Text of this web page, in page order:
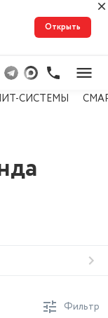
Открыть
СИСТЕМЫ
Фильтр